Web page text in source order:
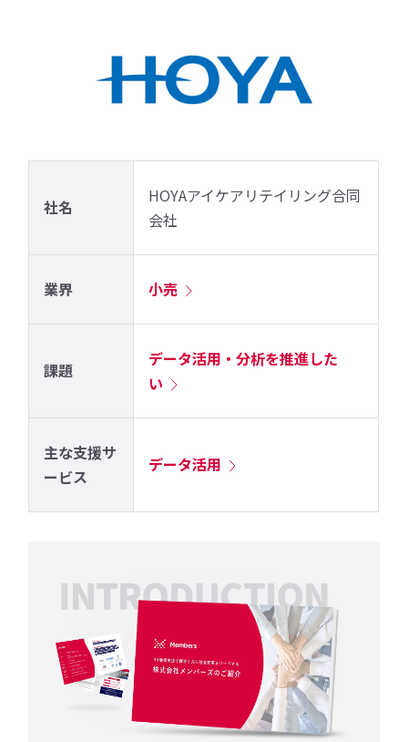
社名
業界 小売
課題
データ活用・分析を推進した
い
主な支援サ
ービス
データ活用